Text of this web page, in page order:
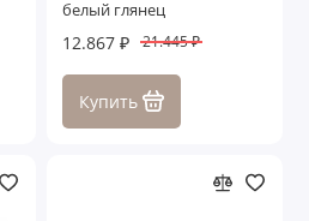
белый глянец
12.867 ₽ 21.445 ₽
Купить